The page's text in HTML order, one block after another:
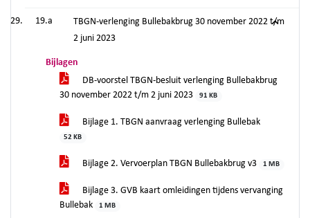
19.a
TBGN-verlenging Bullebakbrug 30 november 2022 t/m
2 juni 2023
Bijlagen
DB-voorstel TBGN-besluit verlenging Bullebakbrug
30 november 2022 t/m 2 juni 2023
91 KB
Bijlage 1. TBGN aanvraag verlenging Bullebak
52 KB
Bijlage 2. Vervoerplan TBGN Bullebakbrug v3 1 MB
Bijlage 3. GVB kaart omleidingen tijdens vervanging
Bullebak
1 MB